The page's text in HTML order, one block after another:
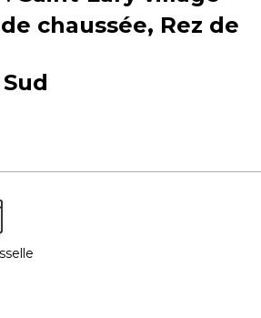
chaussée Rez de
Sud